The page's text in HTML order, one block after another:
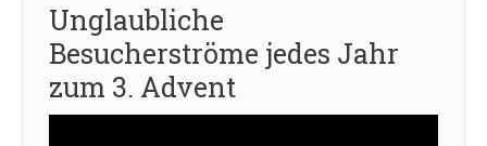
Unglaubliche
Besucherströme jedes Jahr
zum 3. Advent